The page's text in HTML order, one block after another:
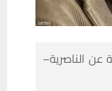
عن الناصرية–